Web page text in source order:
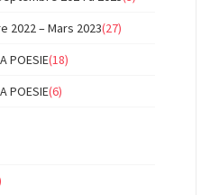
2022 – Mars 2023(27)
POESIE(18)
POESIE(6)